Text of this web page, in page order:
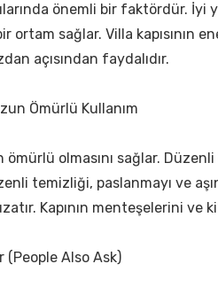
önemli bir faktördür.
ortam sağlar. Villa kapısının
açısından faydalıdır.
Ömürlü Kullanım
ömürlü olmasını sağlar.
temizliği, paslanmayı ve
Kapının menteşelerini
(People Also Ask)